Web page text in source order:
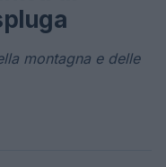
montagna e delle